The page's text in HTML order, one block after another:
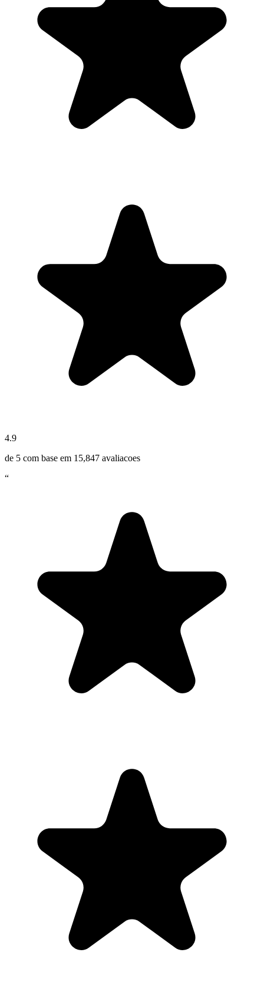
4.9
de 5 com base em 15,847 avaliacoes
“